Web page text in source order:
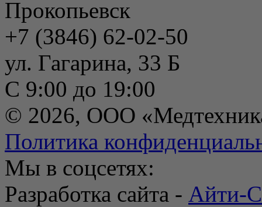
Прокопьевск
+7 (3846) 62-02-50
ул. Гагарина, 33 Б
С 9:00 до 19:00
© 2026, ООО
Политика
Мы в соцсетях:
Разработка сайта - Айти-